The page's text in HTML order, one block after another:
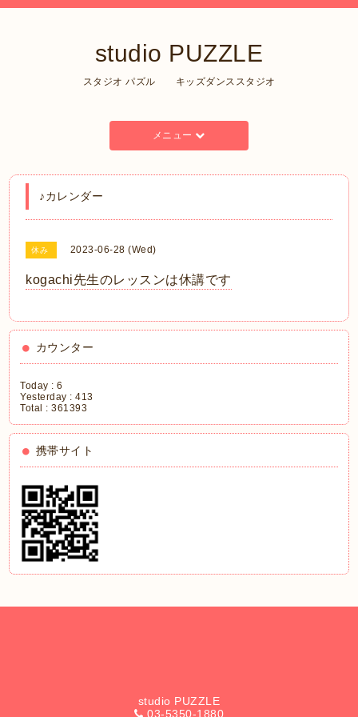
studio PUZZLE
スタジオ パズル キッズダンススタジオ
メニュー
♪カレンダー
休み 2023-06-28 (Wed)
kogachi先生のレッスンは休講です
カウンター
Today :6
Yesterday :413
Total :361393
携帯サイト
studio PUZZLE
03-5350-1880